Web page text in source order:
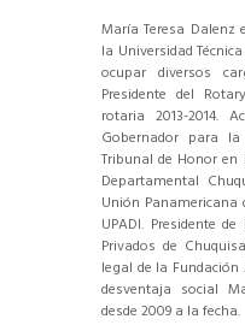
María Teresa Dalenz
la Universidad
ocupar diversos
Presidente del
rotaria 2013-2014.
Gobernador para
Tribunal de Honor
Departamental
Unión Panamericana
UPADI. Presidente
Privados de
legal de la
desventaja social
desde 2009 a la fecha.